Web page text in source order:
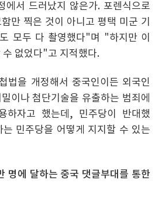
에서 드러났지 않은가. 포렌식으로
만 찍은 것이 아니고 평택 미군 기
모두 다 촬영했다"며 "하지만 이
수 없었다"고 지적했다.
법을 개정해서 중국인이든 외국인
이나 첨단기술을 유출하는 범죄에
하자고 했는데, 민주당이 반대했
민주당을 어떻게 지지할 수 있는
명에 달하는 중국 댓글부대를 통한